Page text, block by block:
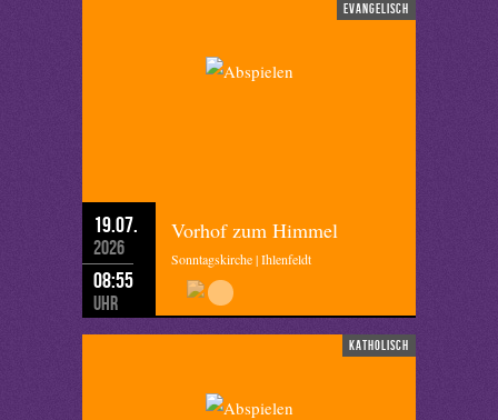
evangelisch
19.07.
2026
08:55
Uhr
Vorhof zum Himmel
Sonntagskirche | Ihlenfeldt
katholisch